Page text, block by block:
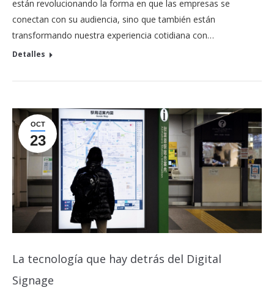
están revolucionando la forma en que las empresas se
conectan con su audiencia, sino que también están
transformando nuestra experiencia cotidiana con…
Detalles
OCT
23
La tecnología que hay detrás del Digital
Signage